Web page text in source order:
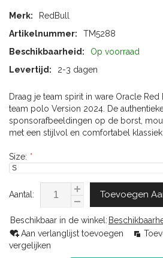
Merk:
RedBull
Artikelnummer:
TM5288
Beschikbaarheid:
Op voorraad
Levertijd:
2-3 dagen
Draag je team spirit in ware Oracle
team polo Version 2024. De
sponsorafbeeldingen op de borst,
met een stijlvol en comfortabel
Size: *
Aantal: Toevoegen
Beschikbaar in de winkel:
Aan verlanglijst toevoegen
vergelijken